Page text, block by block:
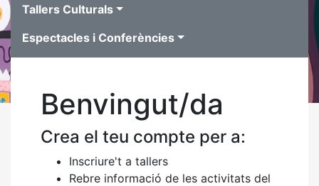
Tallers Culturals
Espectacles i Conferències
Benvingut/da
Crea el teu compte per a:
Inscriure't a tallers
Rebre informació de les activitats del